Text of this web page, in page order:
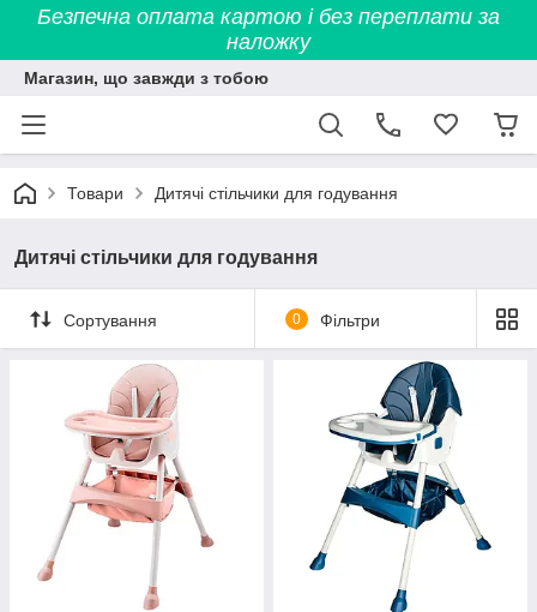
Безпечна оплата картою і без переплати за
наложку
Магазин, що завжди з тобою
Товари Дитячі стільчики для годування
Дитячі стільчики для годування
Сортування 0 Фільтри